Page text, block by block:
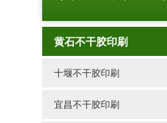
黄石不干胶印刷
十堰不干胶印刷
宜昌不干胶印刷